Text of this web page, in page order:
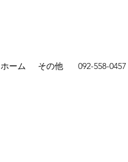
ホーム その他 092-558-0457